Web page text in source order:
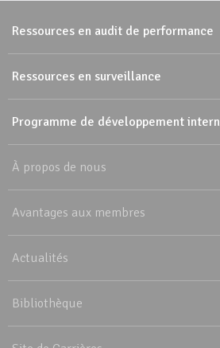
Ressources en audit de performance
Ressources en surveillance
Programme de développement
À propos de nous
Avantages aux membres
Actualités
Bibliothèque